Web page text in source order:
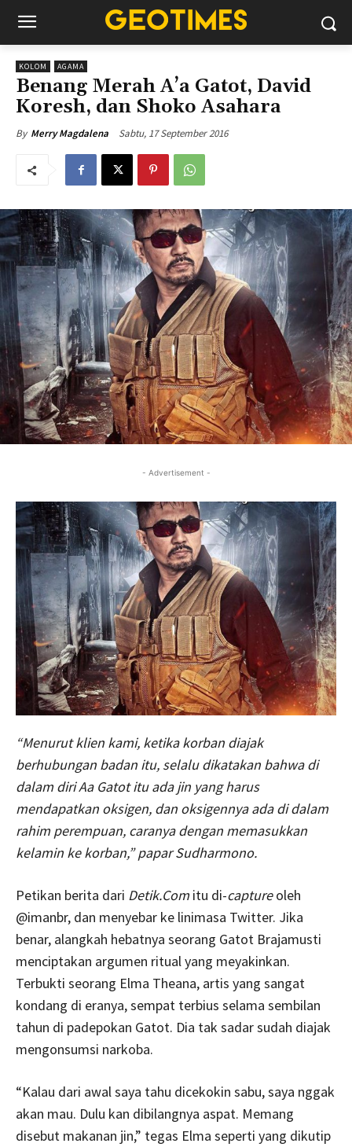
KOLOM AGAMA
Benang Merah A’a Gatot, David
Koresh, dan Shoko Asahara
By Merry Magdalena Sabtu, 17 September 2016
- Advertisement -
“Menurut klien kami, ketika korban diajak
berhubungan badan itu, selalu dikatakan bahwa di
dalam diri Aa Gatot itu ada jin yang harus
mendapatkan oksigen, dan oksigennya ada di dalam
rahim perempuan, caranya dengan memasukkan
kelamin ke korban,” papar Sudharmono.
Petikan berita dari Detik.Com itu di-captureoleh
@imanbr, dan menyebar ke linimasa Twitter. Jika
benar, alangkah hebatnya seorang Gatot Brajamusti
menciptakan argumen ritual yang meyakinkan.
Terbukti seorang Elma Theana, artis yang sangat
kondang di eranya, sempat terbius selama sembilan
tahun di padepokan Gatot. Dia tak sadar sudah diajak
mengonsumsi narkoba.
“Kalau dari awal saya tahu dicekokin sabu, saya nggak
akan mau. Dulu kan dibilangnya aspat. Memang
disebut makanan jin,” tegas Elma seperti yang dikutip